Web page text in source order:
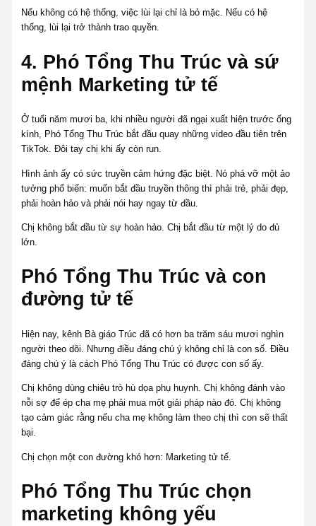
Nếu không có hệ thống, việc lùi lại chỉ là bỏ mặc. Nếu có hệ
thống, lùi lại trở thành trao quyền.
4. Phó Tổng Thu Trúc và sứ
mệnh Marketing tử tế
Ở tuổi năm mươi ba, khi nhiều người đã ngại xuất hiện trước ống
kính, Phó Tổng Thu Trúc bắt đầu quay những video đầu tiên trên
TikTok. Đôi tay chị khi ấy còn run.
Hình ảnh ấy có sức truyền cảm hứng đặc biệt. Nó phá vỡ một ảo
tưởng phổ biến: muốn bắt đầu truyền thông thì phải trẻ, phải đẹp,
phải hoàn hảo và phải nói hay ngay từ đầu.
Chị không bắt đầu từ sự hoàn hảo. Chị bắt đầu từ một lý do đủ
lớn.
Phó Tổng Thu Trúc và con
đường tử tế
Hiện nay, kênh Bà giáo Trúc đã có hơn ba trăm sáu mươi nghìn
người theo dõi. Nhưng điều đáng chú ý không chỉ là con số. Điều
đáng chú ý là cách Phó Tổng Thu Trúc có được con số ấy.
Chị không dùng chiêu trò hù dọa phụ huynh. Chị không đánh vào
nỗi sợ để ép cha mẹ phải mua một giải pháp nào đó. Chị không
tạo cảm giác rằng nếu cha mẹ không làm theo chị thì con sẽ thất
bại.
Chị chọn một con đường khó hơn: Marketing tử tế.
Phó Tổng Thu Trúc chọn
marketing không yếu